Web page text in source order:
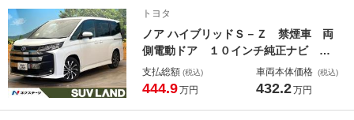
ミ オートハイビーム
トヨタ
ノア ハイブリッドＳ－Ｚ 禁煙車 両
側電動ドア １０インチ純正ナビ バ
ックカメラ １００Ｖ電源 トヨタセ
ーフティーセンス レーダークルー
支払総額 (税込)
444.9万円
車両本体価格 (税込)
432.2万円